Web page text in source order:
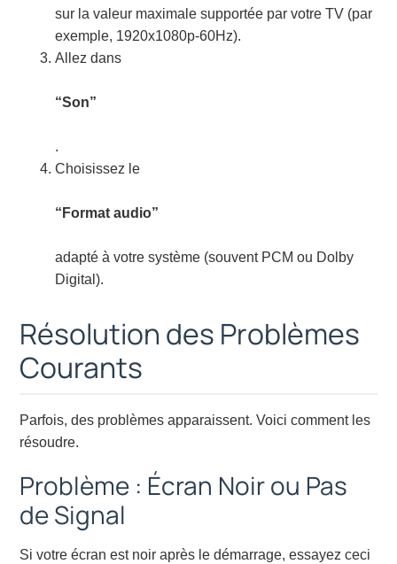
sur la valeur maximale supportée par votre TV (par
exemple, 1920x1080p-60Hz).
Allez dans
“Son”
.
Choisissez le
“Format audio”
adapté à votre système (souvent PCM ou Dolby
Digital).
Résolution des Problèmes
Courants
Parfois, des problèmes apparaissent. Voici comment les
résoudre.
Problème : Écran Noir ou Pas
de Signal
Si votre écran est noir après le démarrage, essayez ceci